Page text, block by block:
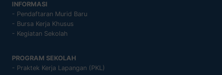
INFORMASI
- Pendaftaran Murid Baru
- Bursa Kerja Khusus
- Kegiatan Sekolah
PROGRAM SEKOLAH
- Praktek Kerja Lapangan (PKL)